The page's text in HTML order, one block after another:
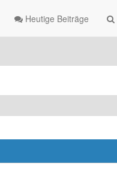
Heutige Beiträge